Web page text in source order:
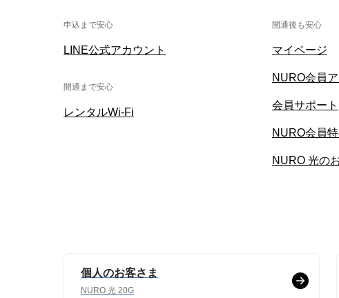
申込まで安心
LINE公式アカウント
開通まで安心
レンタルWi-Fi
開通後も安心
マイページ
NURO会員ア
会員サポート
NURO会員
NURO 光の
個人のお客さま
NURO 光 20G